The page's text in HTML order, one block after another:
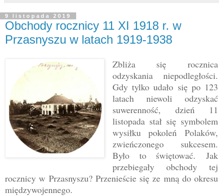
9 listopada 2019
Obchody rocznicy 11 XI 1918 r. w
Przasnyszu w latach 1919-1938
Zbliża się rocznica
odzyskania niepodległości.
Gdy tylko udało się po 123
latach niewoli odzyskać
suwerenność, dzień 11
listopada stał się symbolem
wysiłku pokoleń Polaków,
zwieńczonego sukcesem.
Było to świętować. Jak
przebiegały obchody tej
rocznicy w Przasnyszu? Przenieście się ze mną do okresu
międzywojennego.